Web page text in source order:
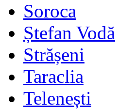
Soroca
Ștefan Vodă
Strășeni
Taraclia
Telenești